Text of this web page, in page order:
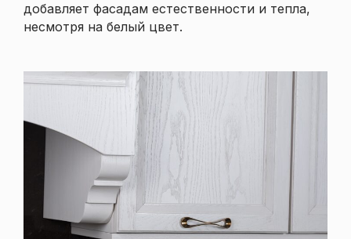
добавляет фасадам естественности и тепла,
несмотря на белый цвет.